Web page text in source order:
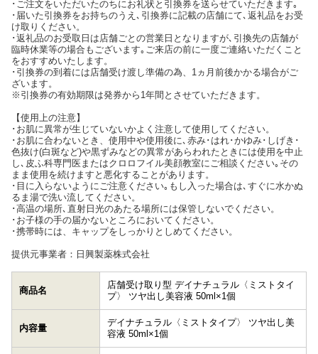
･ご注文をいただいたのちにお礼状と引換券を送らせていただきます｡
･届いた引換券をお持ちのうえ､引換券に記載の店舗にて､返礼品をお受
け取りください。
･返礼品のお受取日は店舗ごとの営業日となりますが､引換先の店舗が
臨時休業等の場合もございます｡ご来店の前に一度ご連絡いただくこと
をおすすめいたします。
･引換券の到着には店舗受け渡し準備の為、1ヵ月前後かかる場合がご
ざいます。
※引換券の有効期限は発券から1年間とさせていただきます。
【使用上の注意】
･お肌に異常が生じていないかよく注意して使用してください。
･お肌に合わないとき、使用中や使用後に､赤み･はれ･かゆみ･しげき･
色抜け(白斑など)や黒ずみなどの異常があらわれたときには使用を中止
し､皮ふ科専門医またはクロロフイル美顔教室にご相談ください｡その
まま使用を続けますと悪化することがあります。
･目に入らないようにご注意ください｡もし入った場合は､すぐに水かぬ
るま湯で洗い流してください。
･高温の場所､直射日光のあたる場所には保管しないでください。
･お子様の手の届かないところにおいてください。
･携帯時には、キャップをしっかりとしめてください。
提供元事業者：日興製薬株式会社
商品名
店舗受け取り型 デイナチュラル〈ミストタイ
プ〉 ツヤ出し美容液 50ml×1個
内容量
デイナチュラル〈ミストタイプ〉 ツヤ出し美
容液 50ml×1個